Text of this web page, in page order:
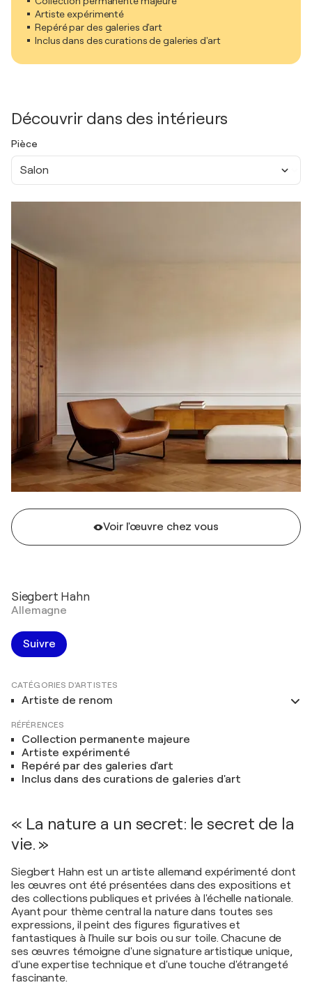
Artiste expérimenté
Repéré par des galeries d'art
Inclus dans des curations de galeries d'art
Découvrir dans des intérieurs
Pièce
Salon
Voir l'œuvre chez vous
Siegbert Hahn
Allemagne
Suivre
CATÉGORIES D'ARTISTES
Artiste de renom
RÉFÉRENCES
Collection permanente majeure
Artiste expérimenté
Repéré par des galeries d'art
Inclus dans des curations de galeries d'art
« La nature a un secret: le secret de la
vie. »
Siegbert Hahn est un artiste allemand expérimenté dont
les œuvres ont été présentées dans des expositions et
des collections publiques et privées à l'échelle nationale.
Ayant pour thème central la nature dans toutes ses
expressions, il peint des figures figuratives et
fantastiques à l'huile sur bois ou sur toile. Chacune de
ses œuvres témoigne d'une signature artistique unique,
d'une expertise technique et d'une touche d'étrangeté
fascinante.